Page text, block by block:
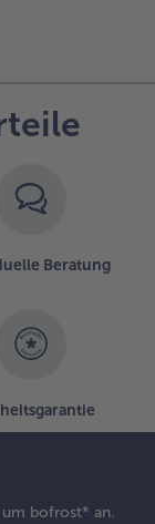
Beratung
bofrost* an.